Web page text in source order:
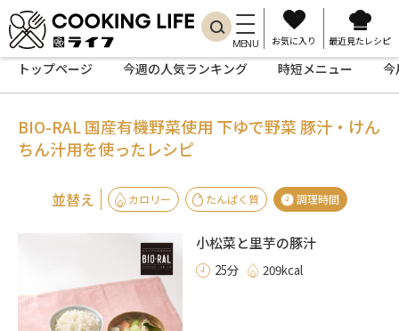
お気に入り 最近見たレシピ
MENU
トップページ 今週の人気ランキング 時短メニュー 今
BIO-RAL 国産有機野菜使用 下ゆで野菜 豚汁・けん
ちん汁用を使ったレシピ
並替え カロリー たんぱく質 調理時間
小松菜と里芋の豚汁
25分 209kcal